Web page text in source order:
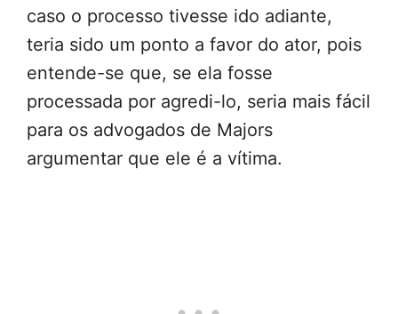
caso o processo tivesse ido adiante,
teria sido um ponto a favor do ator, pois
entende-se que, se ela fosse
processada por agredi-lo, seria mais fácil
para os advogados de Majors
argumentar que ele é a vítima.